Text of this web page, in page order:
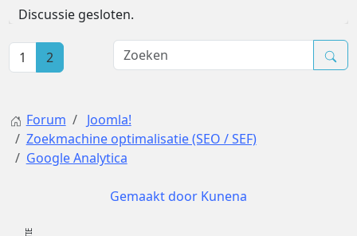
Discussie gesloten.
1 2
Forum
Joomla!
Zoekmachine optimalisatie (SEO / SEF)
Google Analytica
Gemaakt door Kunena